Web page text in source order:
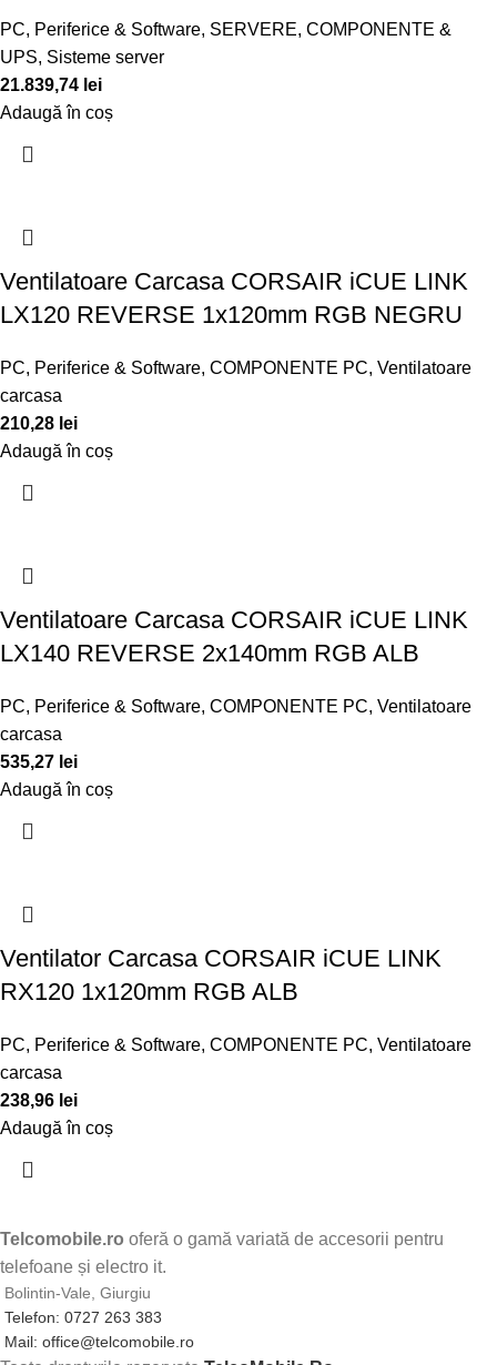
PC, Periferice & Software, SERVERE, COMPONENTE &
UPS, Sisteme server
21.839,74 lei
Adaugă în coș
Ventilatoare Carcasa CORSAIR iCUE LINK
LX120 REVERSE 1x120mm RGB NEGRU
PC, Periferice & Software, COMPONENTE PC, Ventilatoare
carcasa
210,28 lei
Adaugă în coș
Ventilatoare Carcasa CORSAIR iCUE LINK
LX140 REVERSE 2x140mm RGB ALB
PC, Periferice & Software, COMPONENTE PC, Ventilatoare
carcasa
535,27 lei
Adaugă în coș
Ventilator Carcasa CORSAIR iCUE LINK
RX120 1x120mm RGB ALB
PC, Periferice & Software, COMPONENTE PC, Ventilatoare
carcasa
238,96 lei
Adaugă în coș
Telcomobile.ro oferă o gamă variată de accesorii pentru
telefoane și electro it.
Bolintin-Vale, Giurgiu
Telefon: 0727 263 383
Mail: office@telcomobile.ro